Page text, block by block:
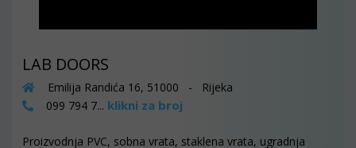
LAB DOORS
Emilija Randića 16, 51000 - Rijeka
099 794 7... klikni za broj
Proizvodnja PVC, sobna vrata, staklena vrata, ugradnja